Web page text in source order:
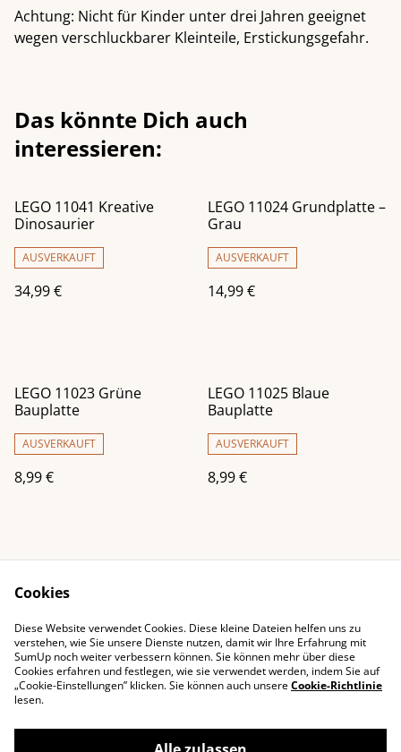
Achtung: Nicht für Kinder unter drei Jahren geeignet
wegen verschluckbarer Kleinteile, Erstickungsgefahr.
Das könnte Dich auch
interessieren:
LEGO 11041 Kreative
Dinosaurier
AUSVERKAUFT
34,99 €
LEGO 11024 Grundplatte –
Grau
AUSVERKAUFT
14,99 €
LEGO 11023 Grüne
Bauplatte
AUSVERKAUFT
8,99 €
LEGO 11025 Blaue
Bauplatte
AUSVERKAUFT
8,99 €
Impressum
Kontaktieren Sie uns
Rechtliche
Bestimmungen
Datenschutzbestimm
ungen von SumUp
Cookie-Richtlinie
Cookies
Diese Website verwendet Cookies. Diese kleine Dateien helfen uns zu
verstehen, wie Sie unsere Dienste nutzen, damit wir Ihre Erfahrung mit
SumUp noch weiter verbessern können. Sie können mehr über diese
Cookies erfahren und festlegen, wie sie verwendet werden, indem Sie auf
„Cookie-Einstellungen” klicken. Sie können auch unsereCookie-Richtlinie
lesen.